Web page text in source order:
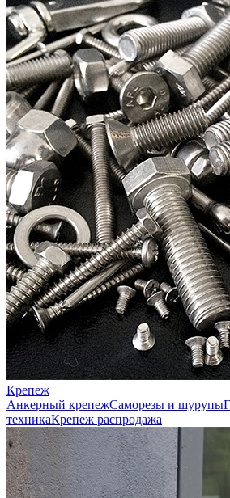
Крепеж
Анкерный крепежСаморезы и шурупы
техникаКрепеж распродажа